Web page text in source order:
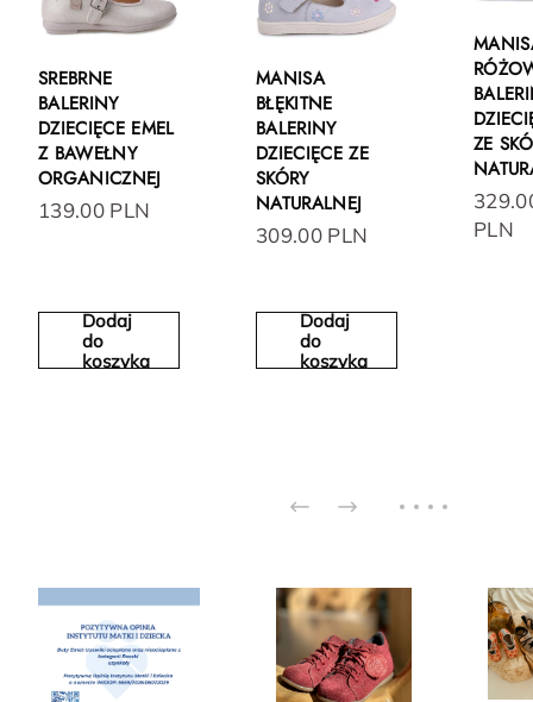
SREBRNE
BALERINY
DZIECIĘCE EMEL
Z BAWEŁNY
ORGANICZNEJ
139.00 PLN
Dodaj
do
koszyka
MANISA
BŁĘKITNE
BALERINY
DZIECIĘCE ZE
SKÓRY
NATURALNEJ
309.00 PLN
Dodaj
do
koszyka
ZE
PLN